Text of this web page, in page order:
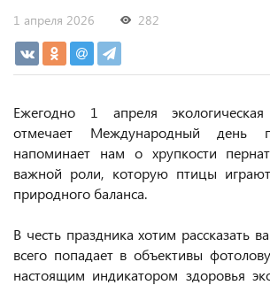
1 апреля 2026 282
Ежегодно 1 апреля экологическая
отмечает Международный день
напоминает нам о хрупкости
важной роли, которую птицы
природного баланса.
В честь праздника хотим рассказать
всего попадает в объективы
настоящим индикатором здоровья